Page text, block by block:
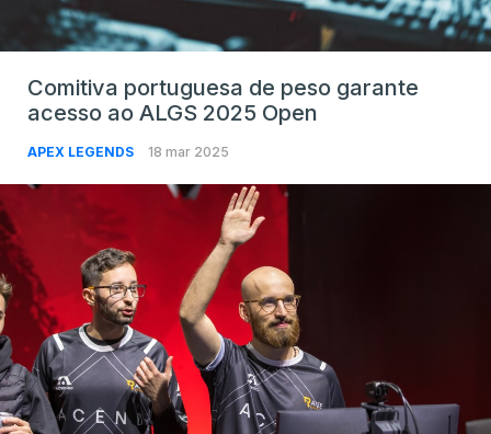
Comitiva portuguesa de peso garante
acesso ao ALGS 2025 Open
APEX LEGENDS 18 mar 2025